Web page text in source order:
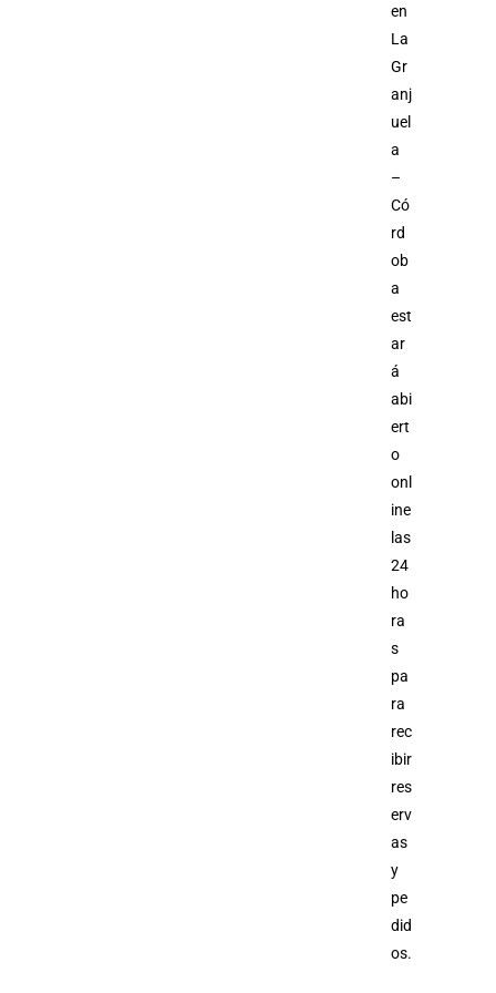
en
La
Gr
anj
uel
a
–
Có
rd
ob
a
est
ar
á
abi
ert
o
onl
ine
las
24
ho
ra
s
pa
ra
rec
ibir
res
erv
as
y
pe
did
os.